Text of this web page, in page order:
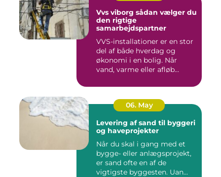
Vvs viborg sådan vælger du
den rigtige
samarbejdspartner
VVS-installationer er en stor
del af både hverdag og
økonomi i en bolig. Når
vand, varme eller afløb...
06. May
Levering af sand til byggeri
og haveprojekter
Når du skal i gang med et
bygge- eller anlægsprojekt,
er sand ofte en af de
vigtigste byggesten. Uan...